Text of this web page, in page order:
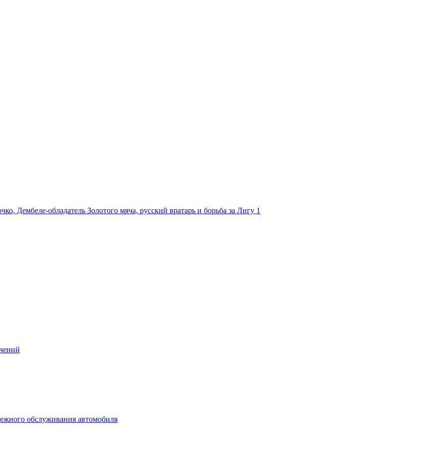
обладатель Золотого мяча, русский вратарь и борьба за Лигу 1
обслуживания автомобиля